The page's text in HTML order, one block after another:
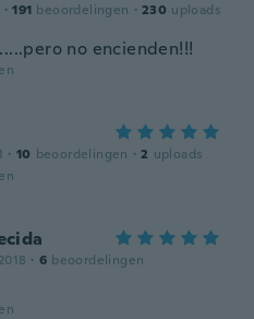
· 191 beoordelingen · 230 uploads
no encienden!!!
· 10 beoordelingen · 2 uploads
· 6 beoordelingen